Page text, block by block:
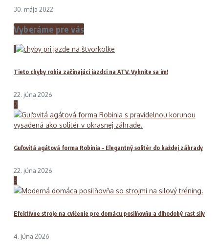
30. mája 2022
Vyberáme pre vás
1
Tieto chyby robia začínajúci jazdci na ATV. Vyhnite sa im!
22. júna 2026
2
Guľovitá agátová forma Robinia – Elegantný solitér do každej záhrady
22. júna 2026
3
Efektívne stroje na cvičenie pre domácu posilňovňu a dlhodobý rast sily
4. júna 2026